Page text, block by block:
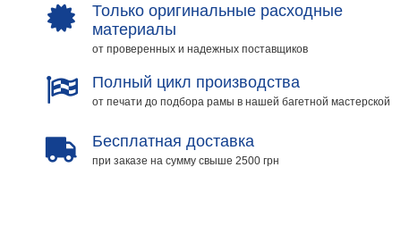
Только оригинальные расходные
материалы
от проверенных и надежных поставщиков
Полный цикл производства
от печати до подбора рамы в нашей багетной мастерской
Бесплатная доставка
при заказе на сумму свыше 2500 грн